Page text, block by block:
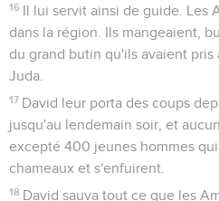
16 Il lui servit ainsi de guide. Les
dans la région. Ils mangeaient,
du grand butin qu'ils avaient pris
Juda.
17 David leur porta des coups
jusqu'au lendemain soir, et
excepté 400 jeunes hommes
chameaux et s'enfuirent.
18 David sauva tout ce que les